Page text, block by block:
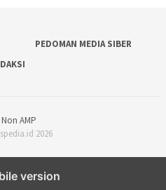
PEDOMAN MEDIA SIBER
AMP
2026
version